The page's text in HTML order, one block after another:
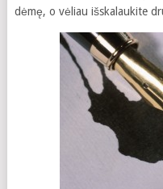
dėmę, o vėliau išskalaukite